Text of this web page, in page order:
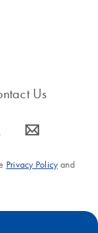
Us
s icon_0063_envelope-s
Privacy Policyand